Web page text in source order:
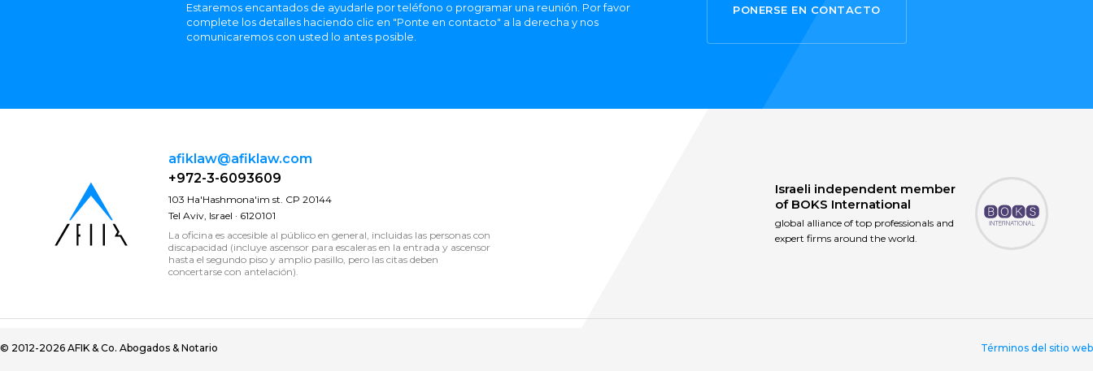
Estaremos encantados de ayudarle por teléfono o programar una reunión. Por favor
complete los detalles haciendo clic en "Ponte en contacto" a la derecha y nos
comunicaremos con usted lo antes posible.
PONERSE EN CONTACTO
afiklaw@afiklaw.com
+972-3-6093609
103 Ha'Hashmona'im st. CP 20144
Tel Aviv, Israel · 6120101
La oficina es accesible al público en general, incluidas las personas con
discapacidad (incluye ascensor para escaleras en la entrada y ascensor
hasta el segundo piso y amplio pasillo, pero las citas deben
concertarse con antelación).
Israeli independent member
of BOKS International
global alliance of top professionals and
expert firms around the world.
© 2012-2026 AFIK & Co. Abogados & Notario Términos del sitio web